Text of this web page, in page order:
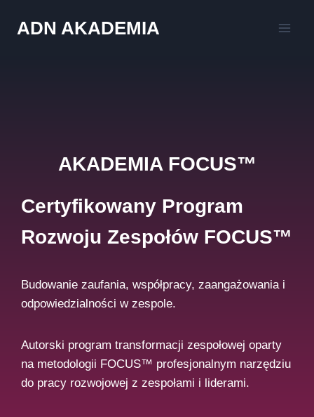
ADN AKADEMIA
AKADEMIA FOCUS™
Certyfikowany Program
Rozwoju Zespołów FOCUS™
Budowanie zaufania, współpracy, zaangażowania i
odpowiedzialności w zespole.
Autorski program transformacji zespołowej oparty
na metodologii FOCUS™ profesjonalnym narzędziu
do pracy rozwojowej z zespołami i liderami.